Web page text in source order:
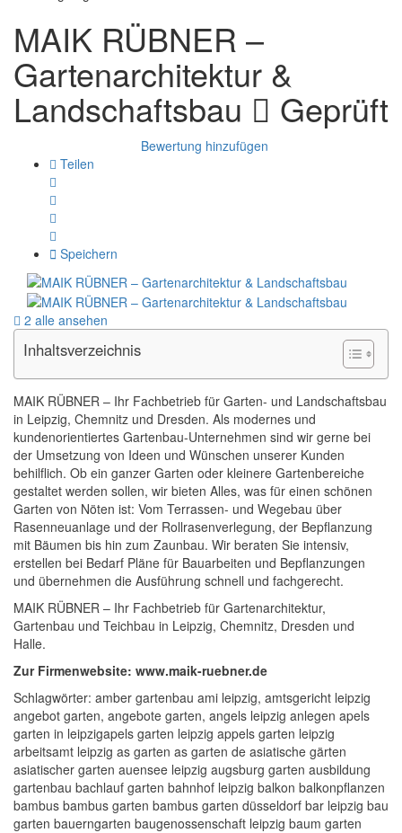
MAIK RÜBNER –
Gartenarchitektur &
Landschaftsbau Geprüft
Bewertung hinzufügen
Teilen
Speichern
2 alle ansehen
Inhaltsverzeichnis
MAIK RÜBNER – Ihr Fachbetrieb für Garten- und Landschaftsbau
in Leipzig, Chemnitz und Dresden. Als modernes und
kundenorientiertes Gartenbau-Unternehmen sind wir gerne bei
der Umsetzung von Ideen und Wünschen unserer Kunden
behilflich. Ob ein ganzer Garten oder kleinere Gartenbereiche
gestaltet werden sollen, wir bieten Alles, was für einen schönen
Garten von Nöten ist: Vom Terrassen- und Wegebau über
Rasenneuanlage und der Rollrasenverlegung, der Bepflanzung
mit Bäumen bis hin zum Zaunbau. Wir beraten Sie intensiv,
erstellen bei Bedarf Pläne für Bauarbeiten und Bepflanzungen
und übernehmen die Ausführung schnell und fachgerecht.
MAIK RÜBNER – Ihr Fachbetrieb für Gartenarchitektur,
Gartenbau und Teichbau in Leipzig, Chemnitz, Dresden und
Halle.
Zur Firmenwebsite: www.maik-ruebner.de
Schlagwörter: amber gartenbau ami leipzig, amtsgericht leipzig
angebot garten, angebote garten, angels leipzig anlegen apels
garten in leipzigapels garten leipzig appels garten leipzig
arbeitsamt leipzig as garten as garten de asiatische gärten
asiatischer garten auensee leipzig augsburg garten ausbildung
gartenbau bachlauf garten bahnhof leipzig balkon balkonpflanzen
bambus bambus garten bambus garten düsseldorf bar leipzig bau
garten bauerngarten baugenossenschaft leipzig baum garten